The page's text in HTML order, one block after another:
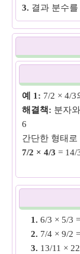
3. 결과 분수
예 1: 7/2 × 4/3
해결책: 분자
6
간단한 형태로
7/2 × 4/3 = 14/
예 2:10/3 × 6/
분자
4 = 12
간단한 형태
10/3 × 6/4 의
1. 6/3 × 5/3
2. 7/4 × 9/2
3. 13/11 ×